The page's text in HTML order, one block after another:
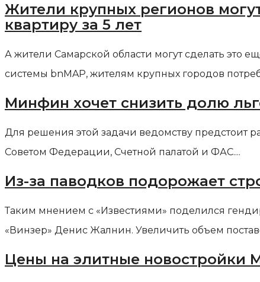
Жители крупных регионов
квартиру за 5 лет
А жители Самарской области могут сделать это
системы bnMAP, жителям крупных городов
Минфин хочет снизить долю
Для решения этой задачи ведомству предстоит
Советом Федерации, Счетной палатой и ФАС....
Из-за паводков подорожает
Таким мнением с «Известиями» поделился
«Винзер» Денис Жалнин. Увеличить объем
Цены на элитные новостройки